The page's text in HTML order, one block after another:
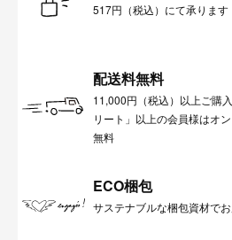
517円（税込）にて承ります
配送料無料
11,000円（税込）以上ご購
リート」以上の会員様はオ
無料
ECO梱包
サステナブルな梱包資材で